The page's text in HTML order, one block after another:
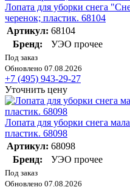
Лопата для уборки снега
черенок; пластик. 68104
Артикул: 68104
Бренд:
УЭО прочее
Под заказ
Обновлено 07.08.2026
+7 (495) 943-29-27
Уточнить цену
Лопата для уборки снега
пластик. 68098
Артикул: 68098
Бренд:
УЭО прочее
Под заказ
Обновлено 07.08.2026